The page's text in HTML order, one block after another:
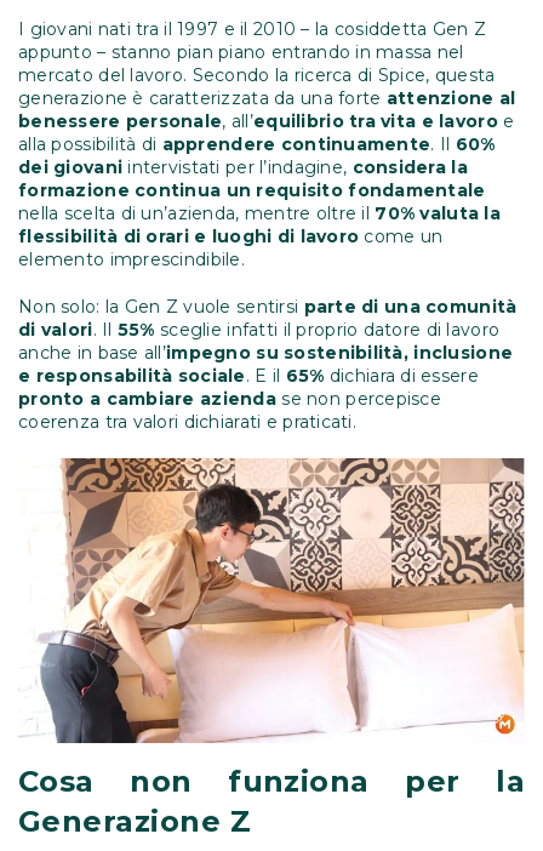
I giovani nati tra il 1997 e il 2010 – la cosiddetta Gen Z
appunto – stanno pian piano entrando in massa nel
mercato del lavoro. Secondo la ricerca di Spice, questa
generazione è caratterizzata da una forte attenzione al
benessere personale, all’equilibrio tra vita e lavoroe
alla possibilità di apprendere continuamente. Il 60%
dei giovani intervistati per l’indagine, considera la
formazione continua un requisito fondamentale
nella scelta di un’azienda, mentre oltre il 70% valuta la
flessibilità di orari e luoghi di lavoro come un
elemento imprescindibile.
Non solo: la Gen Z vuole sentirsi parte di una comunità
di valori. Il 55% sceglie infatti il proprio datore di lavoro
anche in base all’impegno su sostenibilità, inclusione
e responsabilità sociale. E il 65% dichiara di essere
pronto a cambiare azienda se non percepisce
coerenza tra valori dichiarati e praticati.
Cosa non funziona per la
Generazione Z